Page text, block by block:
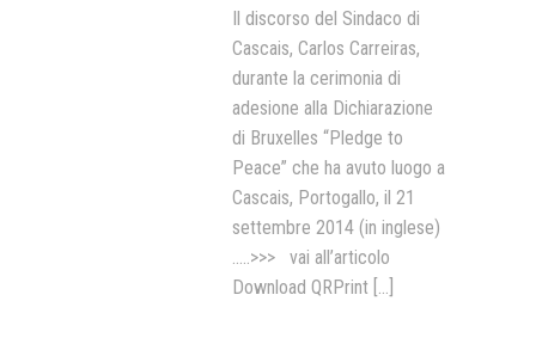
Il discorso del Sindaco di
Cascais, Carlos Carreiras,
durante la cerimonia di
adesione alla Dichiarazione
di Bruxelles “Pledge to
Peace” che ha avuto luogo a
Cascais, Portogallo, il 21
settembre 2014 (in inglese)
…..>>> vai all’articolo
Download QRPrint [...]